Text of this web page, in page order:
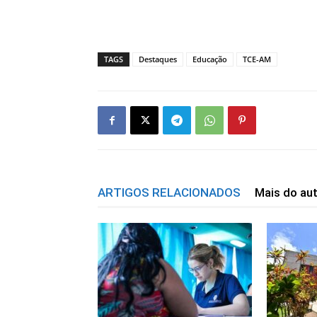
TAGS Destaques Educação TCE-AM
ARTIGOS RELACIONADOS Mais do